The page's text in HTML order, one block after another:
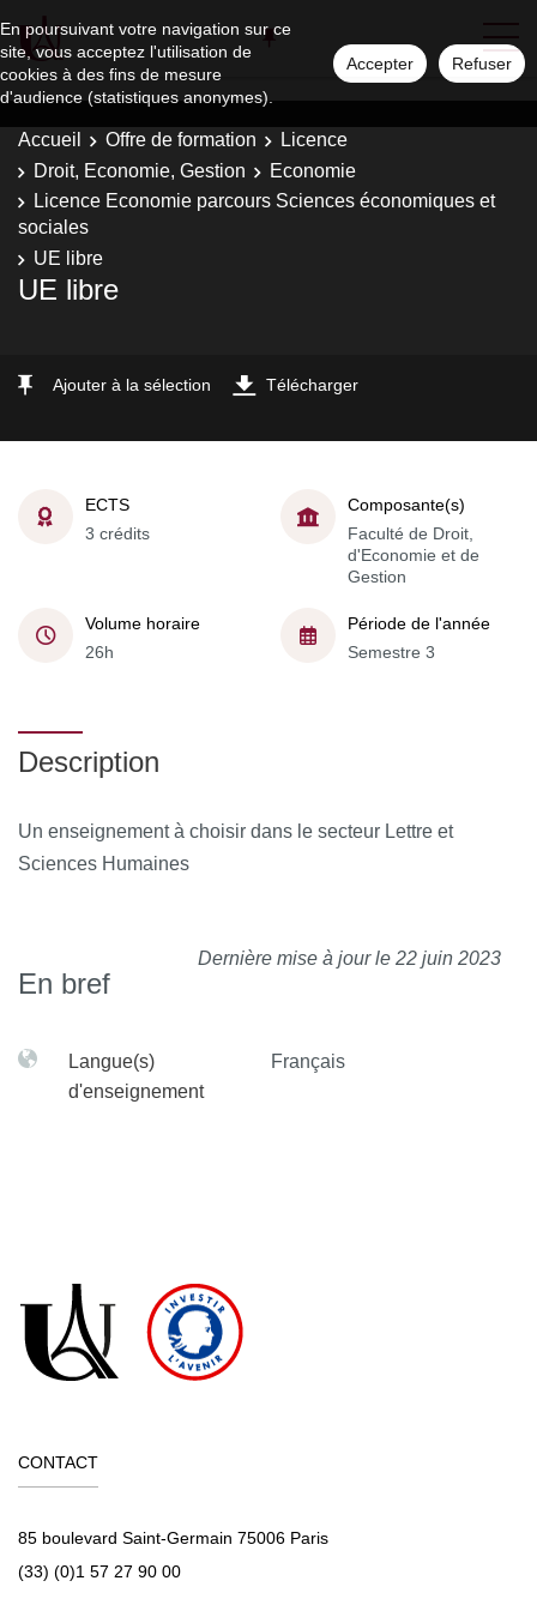
En poursuivant votre navigation sur ce
site, vous acceptez l'utilisation de
cookies à des fins de mesure
d'audience (statistiques anonymes).
Accepter Refuser
Accueil Offre de formation
Licence
Droit, Economie, Gestion
Economie
Licence Economie parcours Sciences économiques et
sociales
UE libre
UE libre
Ajouter à la sélection Télécharger
ECTS
3 crédits
Composante(s)
Faculté de Droit,
d'Economie et de
Gestion
Volume horaire
26h
Période de l'année
Semestre 3
Description
Un enseignement à choisir dans le secteur Lettre et
Sciences Humaines
Dernière mise à jour le 22 juin 2023
En bref
Langue(s)
d'enseignement
Français
CONTACT
85 boulevard Saint-Germain 75006 Paris
(33) (0)1 57 27 90 00